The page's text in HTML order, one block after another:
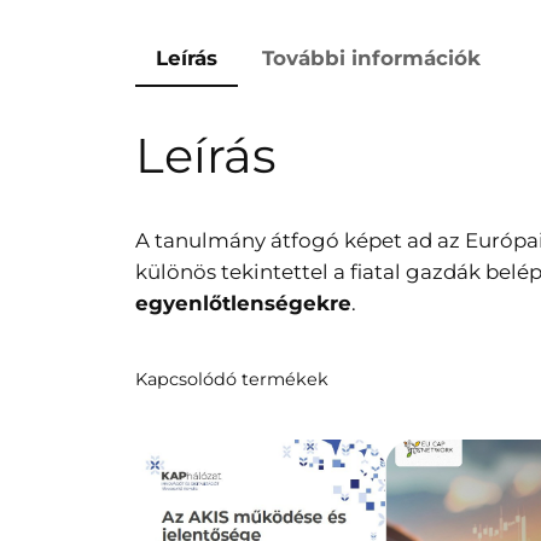
Leírás További információk
Leírás
A tanulmány átfogó képet ad az
különös tekintettel a fiatal gazdák
egyenlőtlenségekre.
Kapcsolódó termékek